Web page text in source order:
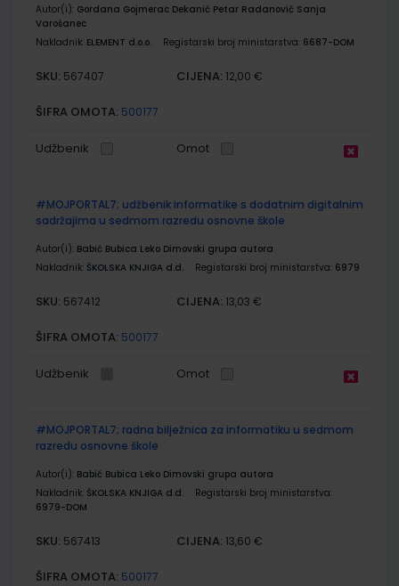
Autor(i): Gordana Gojmerac Dekanić Petar Radanović Sanja
Varošanec
Nakladnik: ELEMENT d.o.o. Registarski broj ministarstva: 6687-DOM
SKU: 567407 CIJENA: 12,00 €
ŠIFRA OMOTA: 500177
Udžbenik Omot
#MOJPORTAL7; udžbenik informatike s dodatnim digitalnim
sadržajima u sedmom razredu osnovne škole
Autor(i): Babić Bubica Leko Dimovski grupa autora
Nakladnik: ŠKOLSKA KNJIGA d.d. Registarski broj ministarstva: 6979
SKU: 567412 CIJENA: 13,03 €
ŠIFRA OMOTA: 500177
Udžbenik Omot
#MOJPORTAL7; radna bilježnica za informatiku u sedmom
razredu osnovne škole
Autor(i): Babić Bubica Leko Dimovski grupa autora
Nakladnik: ŠKOLSKA KNJIGA d.d.
Registarski broj ministarstva:
6979-DOM
SKU: 567413 CIJENA: 13,60 €
ŠIFRA OMOTA: 500177